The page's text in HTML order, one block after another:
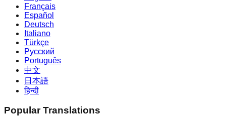
Français
Español
Deutsch
Italiano
Türkçe
Русский
Português
中文
日本語
हिन्दी
Popular Translations